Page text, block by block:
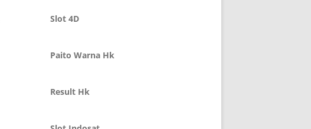
Slot 4D
Paito Warna Hk
Result Hk